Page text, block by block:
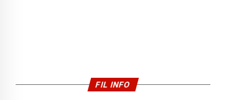
FIL INFO